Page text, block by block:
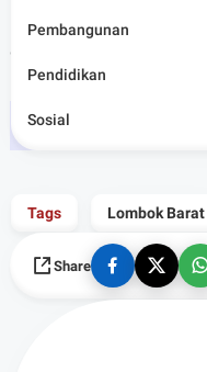
hidup yang layak,
geografis. (Red)
Tags Lombok Barat
Share
Pembangunan
Pendidikan
Sosial